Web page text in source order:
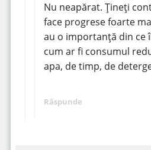
Nu neapărat. Țineți
face progrese foarte
au o importanță din ce
cum ar fi consumul
apa, de timp, de
Răspunde